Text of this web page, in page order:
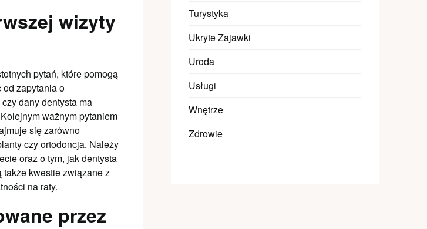
wizyty
pytań, które pomogą
zapytania o
dany dentysta ma
ważnym pytaniem
się zarówno
czy ortodoncja. Należy
oraz o tym, jak dentysta
kwestie związane z
na raty.
przez
Turystyka
Ukryte Zajawki
Uroda
Usługi
Wnętrze
Zdrowie